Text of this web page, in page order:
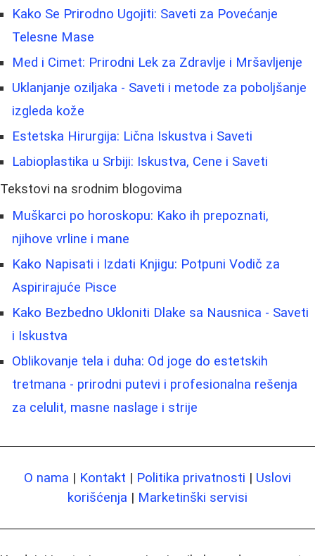
Kako Se Prirodno Ugojiti: Saveti za Povećanje
Telesne Mase
Med i Cimet: Prirodni Lek za Zdravlje i Mršavljenje
Uklanjanje oziljaka - Saveti i metode za poboljšanje
izgleda kože
Estetska Hirurgija: Lična Iskustva i Saveti
Labioplastika u Srbiji: Iskustva, Cene i Saveti
Tekstovi na srodnim blogovima
Muškarci po horoskopu: Kako ih prepoznati,
njihove vrline i mane
Kako Napisati i Izdati Knjigu: Potpuni Vodič za
Aspirirajuće Pisce
Kako Bezbedno Ukloniti Dlake sa Nausnica - Saveti
i Iskustva
Oblikovanje tela i duha: Od joge do estetskih
tretmana - prirodni putevi i profesionalna rešenja
za celulit, masne naslage i strije
O nama | Kontakt | Politika privatnosti | Uslovi
korišćenja | Marketinški servisi